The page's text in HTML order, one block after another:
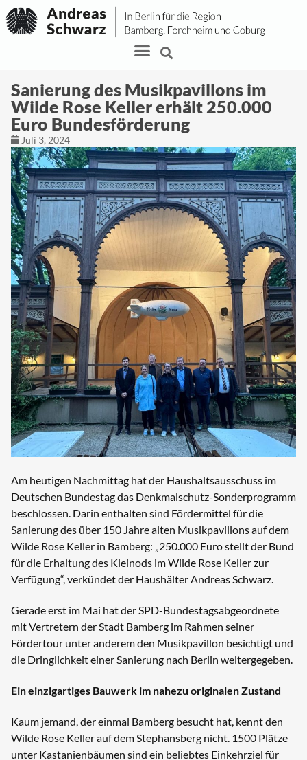
Sanierung des Musikpavillons im
Wilde Rose Keller erhält 250.000
Euro Bundesförderung
Juli 3, 2024
Am heutigen Nachmittag hat der Haushaltsausschuss im
Deutschen Bundestag das Denkmalschutz-Sonderprogramm
beschlossen. Darin enthalten sind Fördermittel für die
Sanierung des über 150 Jahre alten Musikpavillons auf dem
Wilde Rose Keller in Bamberg: „250.000 Euro stellt der Bund
für die Erhaltung des Kleinods im Wilde Rose Keller zur
Verfügung“, verkündet der Haushälter Andreas Schwarz.
Gerade erst im Mai hat der SPD-Bundestagsabgeordnete
mit Vertretern der Stadt Bamberg im Rahmen seiner
Fördertour unter anderem den Musikpavillon besichtigt und
die Dringlichkeit einer Sanierung nach Berlin weitergegeben.
Ein einzigartiges Bauwerk im nahezu originalen Zustand
Kaum jemand, der einmal Bamberg besucht hat, kennt den
Wilde Rose Keller auf dem Stephansberg nicht. 1500 Plätze
unter Kastanienbäumen sind ein beliebtes Einkehrziel für